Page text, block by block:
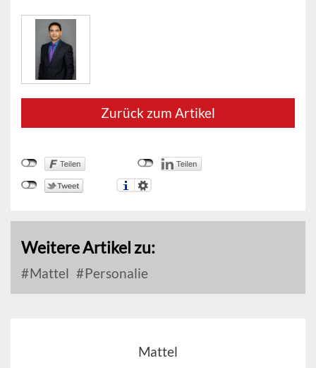
Zurück zum Artikel
Weitere Artikel zu:
Mattel Personalie
Mattel